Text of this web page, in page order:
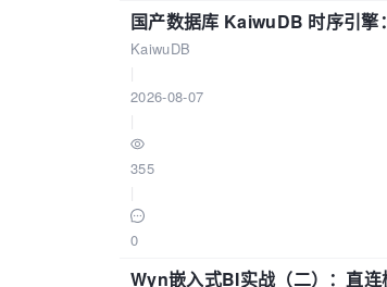
国产数据库 KaiwuDB 时序引
KaiwuDB
2026-08-07
355
0
Wyn嵌入式BI实战（二）：直